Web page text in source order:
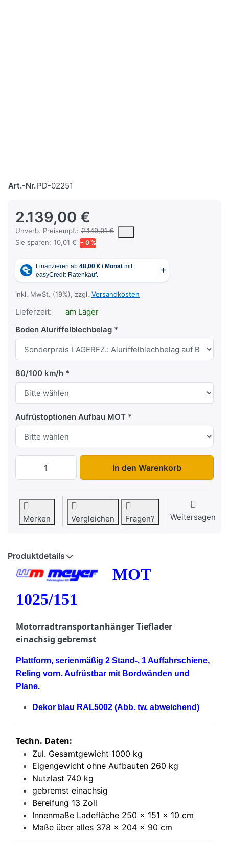
Art.-Nr.PD-02251
2.139,00 €
Unverb. Preisempf.: 2.149,01 €
Die UVP ist der vorgeschlagene oder empfohlene Verkaufspreis
Sie sparen: 10,01 € − 0 %
inkl. MwSt. (19%), zzgl. Versandkosten
Lieferzeit:
am Lager
Boden Aluriffelblechbelag
80/100 km/h
Aufrüstoptionen Aufbau MOT
MOT 1025/151 zu 2.139,00 €, Menge 1.
In den Warenkorb
Merken Vergleichen Fragen? Weitersagen
Produktdetails
MOT
1025/151
Motorradtransportanhänger Tieflader
einachsig gebremst
Plattform, serienmäßig 2 Stand-, 1 Auffahrschiene,
Reling vorn. Aufrüstbar mit Bordwänden und
Plane.
Dekor blau RAL5002 (Abb. tw. abweichend)
Techn. Daten:
Zul. Gesamtgewicht 1000 kg
Eigengewicht ohne Aufbauten 260 kg
Nutzlast 740 kg
gebremst einachsig
Bereifung 13 Zoll
Innenmaße Ladefläche 250 x 151 x 10 cm
Maße über alles 378 x 204 x 90 cm